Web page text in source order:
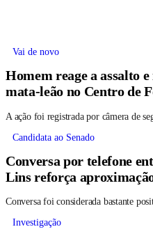
Vai de novo
Homem reage a assalto
mata-leão no Centro de
A ação foi registrada por câmera de
Candidata ao Senado
Conversa por telefone
Lins reforça
Conversa foi considerada bastante
Investigação